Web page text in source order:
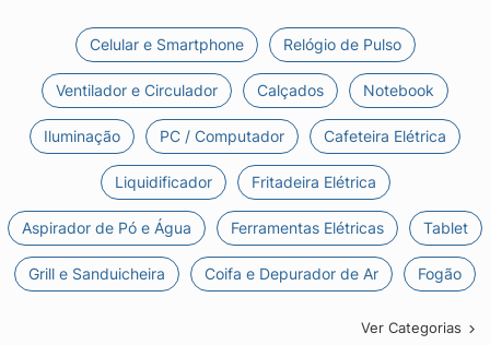
Celular e Smartphone Relógio de Pulso
Ventilador e Circulador Calçados Notebook
Iluminação PC / Computador Cafeteira Elétrica
Liquidificador Fritadeira Elétrica
Aspirador de Pó e Água Ferramentas Elétricas Tablet
Grill e Sanduicheira Coifa e Depurador de Ar Fogão
Ver Categorias